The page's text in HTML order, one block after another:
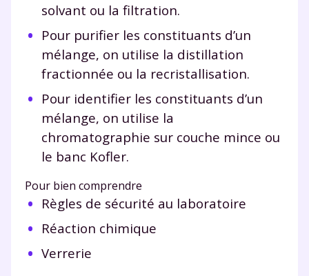
solvant ou la filtration.
Pour purifier les constituants d’un
mélange, on utilise la distillation
fractionnée ou la recristallisation.
Pour identifier les constituants d’un
mélange, on utilise la
chromatographie sur couche mince ou
le banc Kofler.
Pour bien comprendre
Règles de sécurité au laboratoire
Réaction chimique
Verrerie